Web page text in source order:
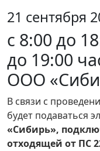
21 сентября
с 8:00 до
до 19:00
ООО
В связи с
будет подаваться
«Сибирь»,
отходящей от ПС